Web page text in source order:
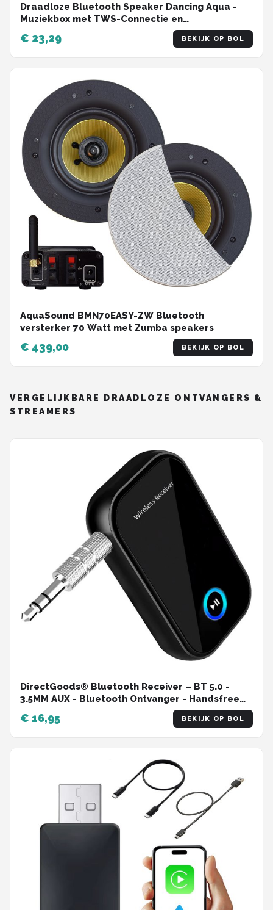
Draadloze Bluetooth Speaker Dancing Aqua -
Muziekbox met TWS-Connectie en
Waterfonteinen - Partybox met Lichtshow -
Compact en Krachtig - Zwart
€ 23,29 BEKIJK OP BOL
AquaSound BMN70EASY-ZW Bluetooth
versterker 70 Watt met Zumba speakers
€ 439,00 BEKIJK OP BOL
VERGELIJKBARE DRAADLOZE ONTVANGERS &
STREAMERS
DirectGoods® Bluetooth Receiver – BT 5.0 -
3.5MM AUX - Bluetooth Ontvanger - Handsfree
Bellen - Bluetooth Audio Receiver - Bluetooth
Auto via AUX
€ 16,95 BEKIJK OP BOL